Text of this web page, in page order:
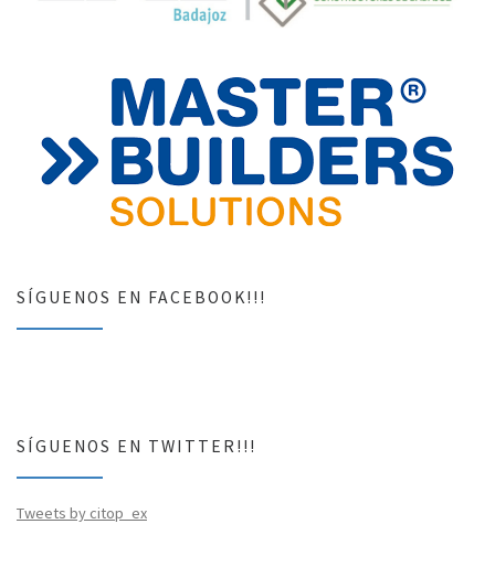
SÍGUENOS EN FACEBOOK!!!
SÍGUENOS EN TWITTER!!!
Tweets by citop_ex